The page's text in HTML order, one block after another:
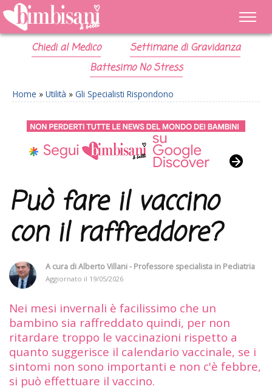
Chiedi al Medico
Settimane di Gravidanza
Battesimo No Stress
Home » Utilità » Gli Specialisti Rispondono
Può fare il vaccino
con il raffreddore?
A cura diAlberto Villani - Professore specialista in Pediatria
Aggiornato il 19/05/2026
Nei mesi invernali è facilissimo che un
bambino sia raffreddato quindi, per non
ritardare troppo le vaccinazioni rispetto a
quanto suggerisce il calendario vaccinale, se i
sintomi non sono importanti e non c'è febbre,
si può effettuare il vaccino.